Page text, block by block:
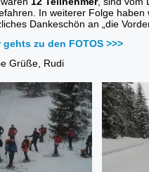
In weiterer Folge
Dankeschön an „die
gehts zu den FOTOS >>>
Grüße, Rudi